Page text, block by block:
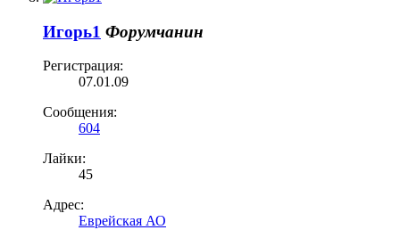
Игорь1 Форумчанин
Регистрация:
07.01.09
Сообщения:
604
Лайки:
45
Адрес:
Еврейская АО